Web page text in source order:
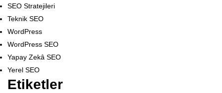
SEO Stratejileri
Teknik SEO
WordPress
WordPress SEO
Yapay Zekâ SEO
Yerel SEO
Etiketler